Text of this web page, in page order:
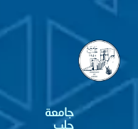
جامعة